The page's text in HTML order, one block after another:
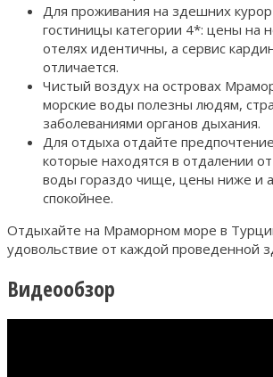
Для проживания на здешних
гостиницы категории 4*: цены на
отелях идентичны, а сервис
отличается.
Чистый воздух на островах
морские воды полезны людям,
заболеваниями органов дыхания.
Для отдыха отдайте
которые находятся в отдалении
воды гораздо чище, цены ниже и
спокойнее.
Отдыхайте на Мраморном море в
удовольствие от каждой проведенной
Видеообзор